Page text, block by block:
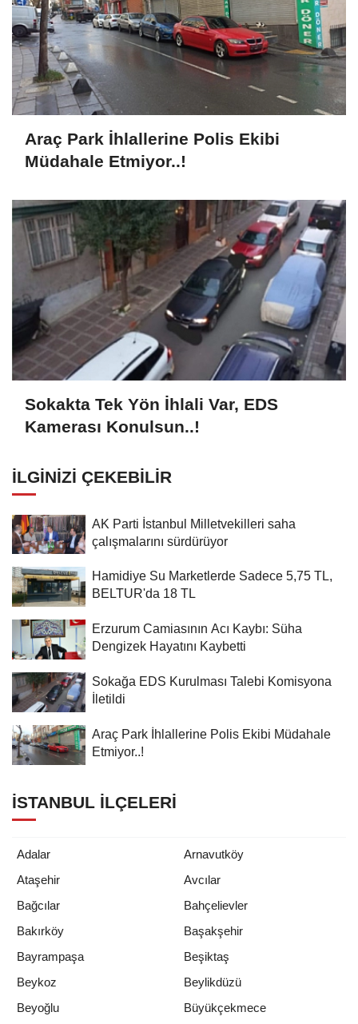
Araç Park İhlallerine Polis Ekibi
Müdahale Etmiyor..!
Sokakta Tek Yön İhlali Var, EDS
Kamerası Konulsun..!
İLGINIZI ÇEKEBILIR
AK Parti İstanbul Milletvekilleri saha
çalışmalarını sürdürüyor
Hamidiye Su Marketlerde Sadece 5,75 TL,
BELTUR'da 18 TL
Erzurum Camiasının Acı Kaybı: Süha
Dengizek Hayatını Kaybetti
Sokağa EDS Kurulması Talebi Komisyona
İletildi
Araç Park İhlallerine Polis Ekibi Müdahale
Etmiyor..!
İSTANBUL İLÇELERI
Adalar
Arnavutköy
Ataşehir
Avcılar
Bağcılar
Bahçelievler
Bakırköy
Başakşehir
Bayrampaşa
Beşiktaş
Beykoz
Beylikdüzü
Beyoğlu
Büyükçekmece